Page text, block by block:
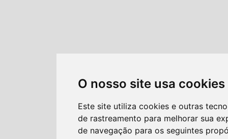
O nosso site usa cookies
Este site utiliza cookies e outras
de rastreamento para melhorar sua
de navegação para os seguintes